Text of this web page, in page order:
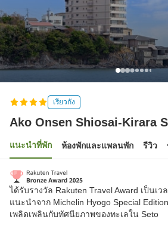
เรียวกัง
Ako Onsen Shiosai-Kirara
แนะนำที่พัก ห้องพักและแพลนพัก รีวิว
ได้รับรางวัล Rakuten Travel Award เป็นเ
แนะนำจาก Michelin Hyogo Special
เพลิดเพลินกับทัศนียภาพของทะเลใน Seto